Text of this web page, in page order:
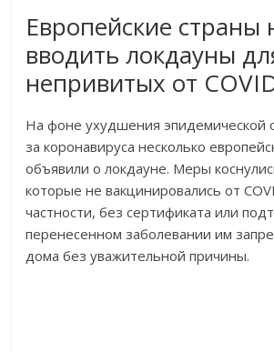
Европейские страны
вводить локдауны
непривитых от
На фоне ухудшения эпидемической
за коронавируса несколько
объявили о локдауне. Меры
которые не вакцинировались от
частности, без сертификата или
перенесенном заболевании им
дома без уважительной причины.